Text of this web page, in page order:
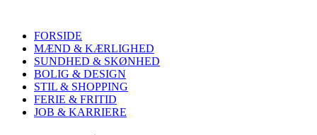
FORSIDE
MÆND & KÆRLIGHED
SUNDHED & SKØNHED
BOLIG & DESIGN
STIL & SHOPPING
FERIE & FRITID
JOB & KARRIERE